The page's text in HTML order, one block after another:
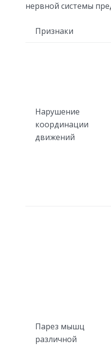
нервной системы
Признаки
Нарушение
координации
движений
Парез мышц
различной